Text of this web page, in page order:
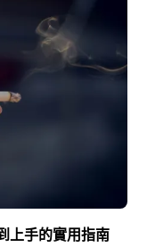
上手的實用指南